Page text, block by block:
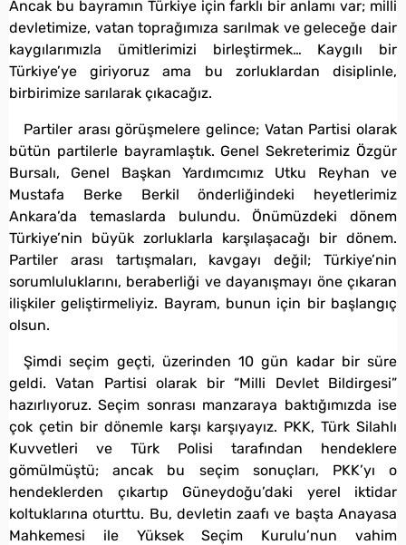
Ancak bu bayramın Türkiye için farklı bir anlamı var; milli
devletimize, vatan toprağımıza sarılmak ve geleceğe dair
kaygılarımızla ümitlerimizi birleştirmek… Kaygılı bir
Türkiye’ye giriyoruz ama bu zorluklardan disiplinle,
birbirimize sarılarak çıkacağız.
Partiler arası görüşmelere gelince; Vatan Partisi olarak
bütün partilerle bayramlaştık. Genel Sekreterimiz Özgür
Bursalı, Genel Başkan Yardımcımız Utku Reyhan ve
Mustafa Berke Berkil önderliğindeki heyetlerimiz
Ankara’da temaslarda bulundu. Önümüzdeki dönem
Türkiye’nin büyük zorluklarla karşılaşacağı bir dönem.
Partiler arası tartışmaları, kavgayı değil; Türkiye’nin
sorumluluklarını, beraberliği ve dayanışmayı öne çıkaran
ilişkiler geliştirmeliyiz. Bayram, bunun için bir başlangıç
olsun.
Şimdi seçim geçti, üzerinden 10 gün kadar bir süre
geldi. Vatan Partisi olarak bir “Milli Devlet Bildirgesi”
hazırlıyoruz. Seçim sonrası manzaraya baktığımızda ise
çok çetin bir dönemle karşı karşıyayız. PKK, Türk Silahlı
Kuvvetleri ve Türk Polisi tarafından hendeklere
gömülmüştü; ancak bu seçim sonuçları, PKK’yı o
hendeklerden çıkartıp Güneydoğu’daki yerel iktidar
koltuklarına oturttu. Bu, devletin zaafı ve başta Anayasa
Mahkemesi ile Yüksek Seçim Kurulu’nun vahim